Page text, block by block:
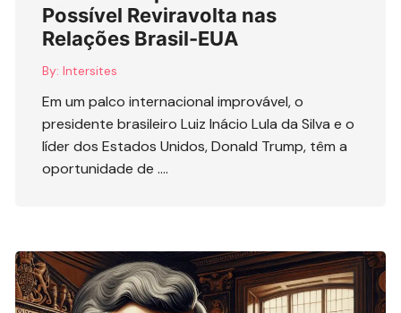
Possível Reviravolta nas
Relações Brasil-EUA
By: Intersites
Em um palco internacional improvável, o
presidente brasileiro Luiz Inácio Lula da Silva e o
líder dos Estados Unidos, Donald Trump, têm a
oportunidade de ….